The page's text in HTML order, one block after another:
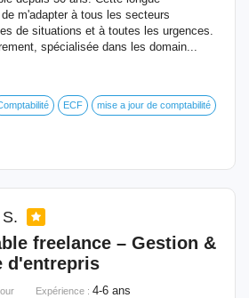
m'adapter à tous les secteurs
de situations et à toutes les urgences.
spécialisée dans les domain...
ECF mise a jour de comptabilité
freelance – Gestion &
d'entrepris
Expérience : 4-6 ans